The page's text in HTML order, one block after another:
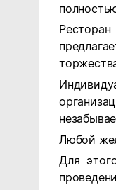
Любой
Для